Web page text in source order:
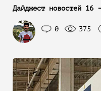
Дайджест новостей 16
0 375